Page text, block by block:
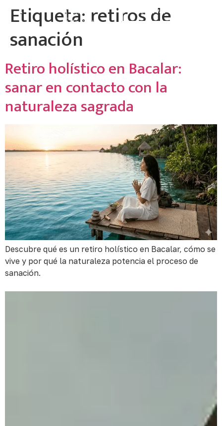
☰ Reservar
Etiqueta: retiros de
sanación
Retiro holístico en Bacalar:
sanar en contacto con la
naturaleza sagrada
Descubre qué es un retiro holístico en Bacalar, cómo se
vive y por qué la naturaleza potencia el proceso de
sanación.